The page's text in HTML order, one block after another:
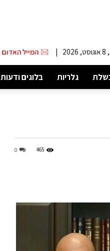
| המייל האדום
גלריות בלוגים ודעות
0 465